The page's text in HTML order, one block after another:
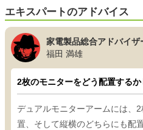
エキスパートのアドバイス
家電製品総合アドバイザ
福田 満雄
2枚のモニターをどう配置する
デュアルモニターアームには、
置、そして縦横のどちらにも配